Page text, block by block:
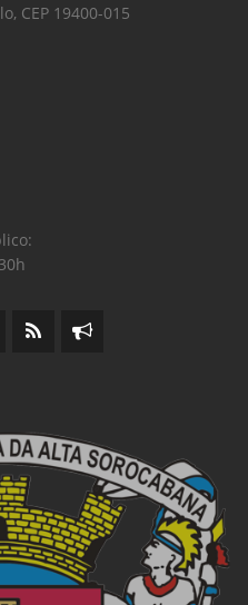
CEP 19400-015